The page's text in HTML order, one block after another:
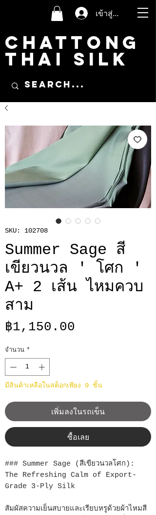
เข้าสู่ระบบ
CHATTONG
THAI SILK
SKU: 102708
Summer Sage สี
เขียวนวล ' โศก '
A+ 2 เส้น ไหมควบ
สาม
฿1,150.00
จำนวน *
มีสินค้าเหลือในสต็อกเพียง 9 ชิ้น
เพิ่มลงในรถเข็น
ซื้อเลย
### Summer Sage (สีเขียวนวลโศก):
The Refreshing Calm of Export-
Grade 3-Ply Silk
สัมผัสความเย็นสบายและเรียบหรูด้วยผ้าไหมสี